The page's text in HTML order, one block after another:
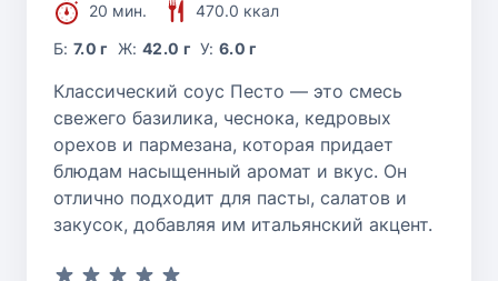
20 мин.
470.0 ккал
Б:7.0 г Ж: 42.0 г У:6.0 г
Классический соус Песто — это смесь
свежего базилика, чеснока, кедровых
орехов и пармезана, которая придает
блюдам насыщенный аромат и вкус. Он
отлично подходит для пасты, салатов и
закусок, добавляя им итальянский акцент.